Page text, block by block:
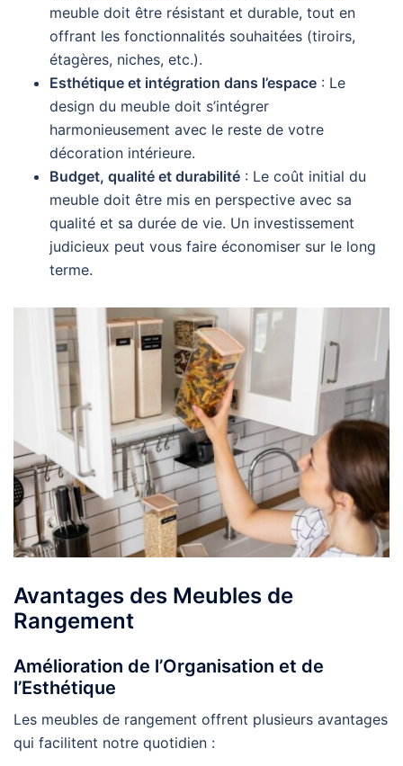
meuble doit être résistant et durable, tout en
offrant les fonctionnalités souhaitées (tiroirs,
étagères, niches, etc.).
Esthétique et intégration dans l’espace : Le
design du meuble doit s’intégrer
harmonieusement avec le reste de votre
décoration intérieure.
Budget, qualité et durabilité : Le coût initial du
meuble doit être mis en perspective avec sa
qualité et sa durée de vie. Un investissement
judicieux peut vous faire économiser sur le long
terme.
Avantages des Meubles de
Rangement
Amélioration de l’Organisation et de
l’Esthétique
Les meubles de rangement offrent plusieurs avantages
qui facilitent notre quotidien :